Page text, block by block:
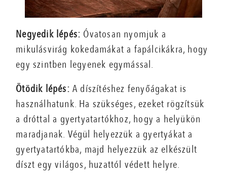
Negyedik lépés: Óvatosan nyomjuk a
mikulásvirág kokedamákat a fapálcikákra, hogy
egy szintben legyenek egymással.
Ötödik lépés: A díszítéshez fenyőágakat is
használhatunk. Ha szükséges, ezeket rögzítsük
a dróttal a gyertyatartókhoz, hogy a helyükön
maradjanak. Végül helyezzük a gyertyákat a
gyertyatartókba, majd helyezzük az elkészült
díszt egy világos, huzattól védett helyre.